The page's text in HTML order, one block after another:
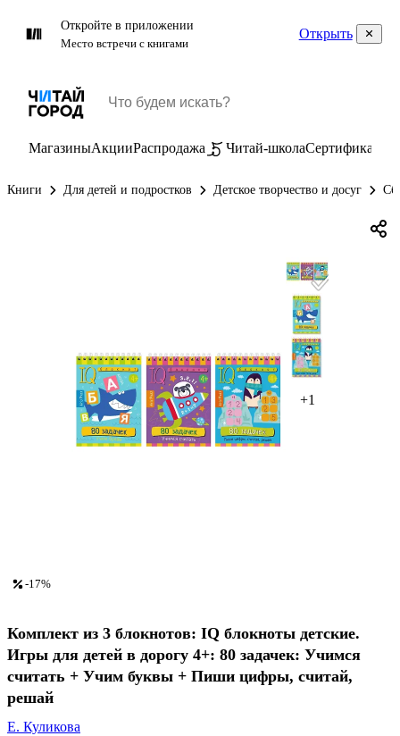
Откройте в приложении
Место встречи с книгами
Открыть
МагазиныАкцииРаспродажа Читай-школаСертификаты
Книги Для детей и подростков Детское творчество и досуг
+1
-17%
Комплект из 3 блокнотов: IQ блокноты детские.
Игры для детей в дорогу 4+: 80 задачек: Учимся
считать + Учим буквы + Пиши цифры, считай,
решай
Е. Куликова